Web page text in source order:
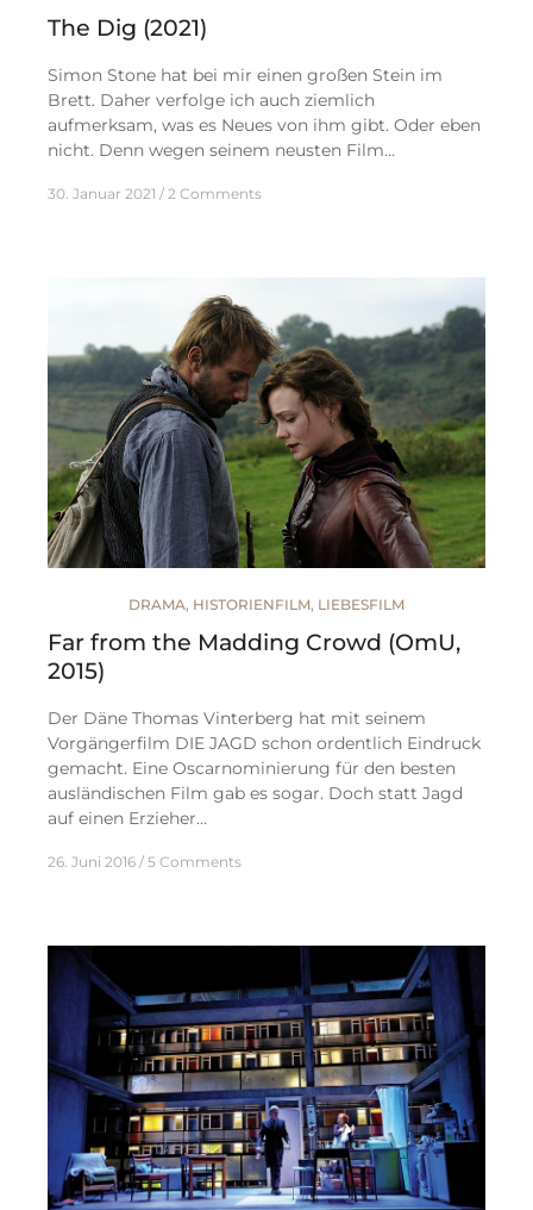
The Dig (2021)
Simon Stone hat bei mir einen großen Stein im
Brett. Daher verfolge ich auch ziemlich
aufmerksam, was es Neues von ihm gibt. Oder eben
nicht. Denn wegen seinem neusten Film…
30. Januar 2021 2 Comments
DRAMA, HISTORIENFILM, LIEBESFILM
Far from the Madding Crowd (OmU,
2015)
Der Däne Thomas Vinterberg hat mit seinem
Vorgängerfilm DIE JAGD schon ordentlich Eindruck
gemacht. Eine Oscarnominierung für den besten
ausländischen Film gab es sogar. Doch statt Jagd
auf einen Erzieher…
26. Juni 2016 5 Comments